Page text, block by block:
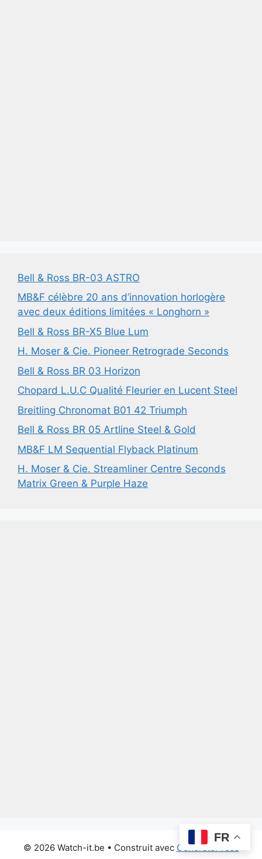
Bell & Ross BR-03 ASTRO
MB&F célèbre 20 ans d’innovation horlogère
avec deux éditions limitées « Longhorn »
Bell & Ross BR-X5 Blue Lum
H. Moser & Cie. Pioneer Retrograde Seconds
Bell & Ross BR 03 Horizon
Chopard L.U.C Qualité Fleurier en Lucent Steel
Breitling Chronomat B01 42 Triumph
Bell & Ross BR 05 Artline Steel & Gold
MB&F LM Sequential Flyback Platinum
H. Moser & Cie. Streamliner Centre Seconds
Matrix Green & Purple Haze
© 2026 Watch-it.be • Construit avec GeneratePress
FR